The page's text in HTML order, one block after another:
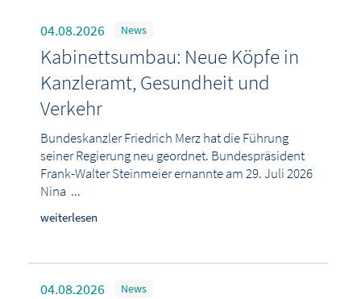
04.08.2026 News
Kabinettsumbau: Neue Köpfe in
Kanzleramt, Gesundheit und
Verkehr
Bundeskanzler Friedrich Merz hat die Führung
seiner Regierung neu geordnet. Bundespräsident
Frank-Walter Steinmeier ernannte am 29. Juli 2026
Nina ...
weiterlesen
04.08.2026 News